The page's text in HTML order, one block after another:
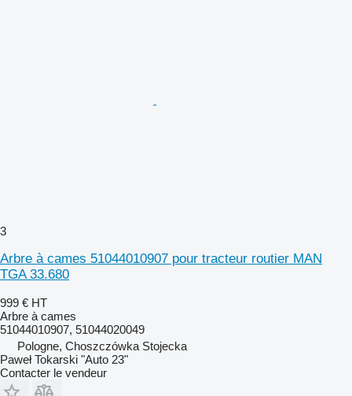
3
Arbre à cames 51044010907 pour tracteur routier MAN
TGA 33.680
999 € HT
Arbre à cames
51044010907, 51044020049
Pologne, Choszczówka Stojecka
Paweł Tokarski "Auto 23"
Contacter le vendeur